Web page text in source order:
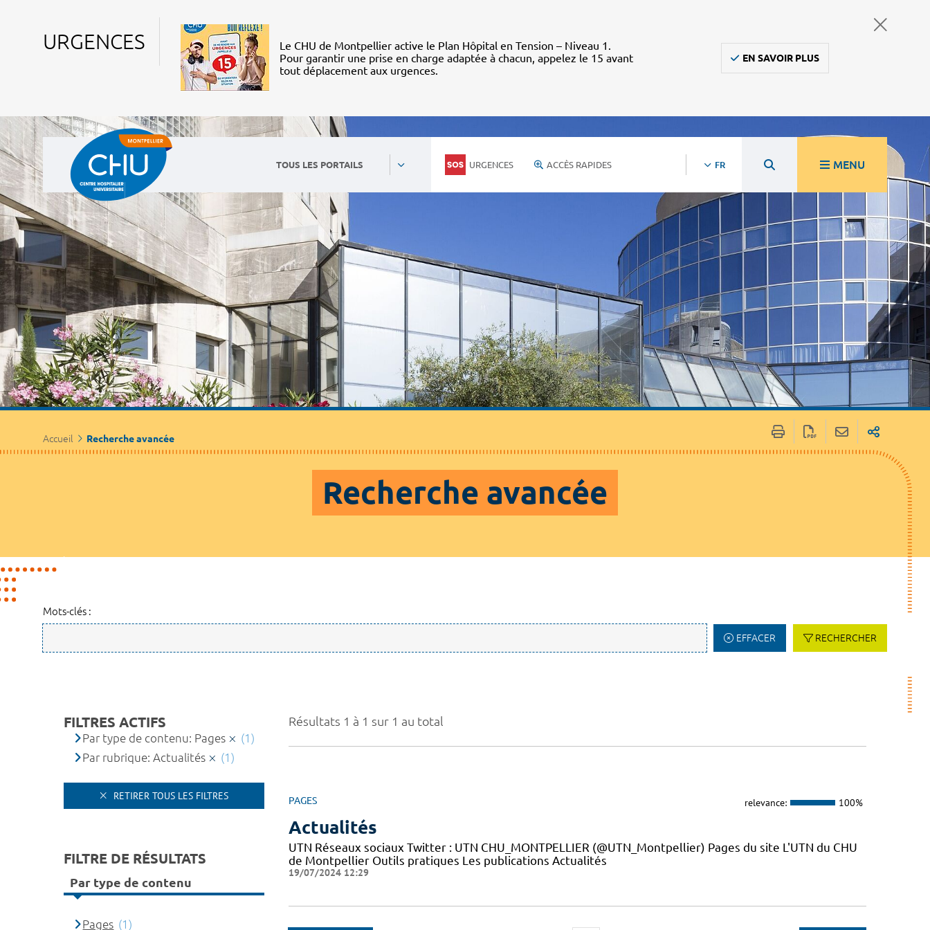
URGENCES
Le CHU de Montpellier active le Plan Hôpital en Tension – Niveau 1.
Pour garantir une prise en charge adaptée à chacun, appelez le 15 avant
tout déplacement aux urgences.
EN SAVOIR PLUS
TOUS LES PORTAILS URGENCES ACCÈS RAPIDES FR MENU
Accueil Recherche avancée
Recherche avancée
Mots-clés :
EFFACER RECHERCHER
Résultats 1 à 1 sur 1 au total
PAGES relevance: 100%
Actualités
UTN Réseaux sociaux Twitter : UTN CHU_MONTPELLIER (@UTN_Montpellier) Pages du site L'UTN du CHU
de Montpellier Outils pratiques Les publications Actualités
19/07/2024 12:29
FILTRES ACTIFS
Par type de contenu: Pages
(1)
Par rubrique: Actualités
(1)
RETIRER TOUS LES FILTRES
FILTRE DE RÉSULTATS
Par type de contenu
Pages (1)